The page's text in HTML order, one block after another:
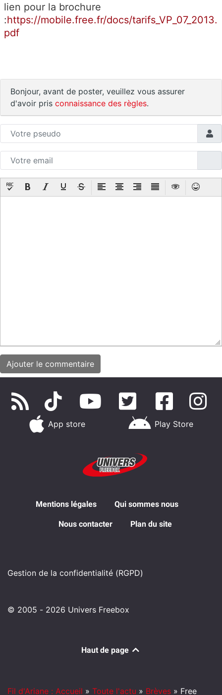
lien pour la brochure
:https://mobile.free.fr/docs/tarifs_VP_07_2013.
pdf
Bonjour, avant de poster, veuillez vous assurer
d'avoir pris connaissance des règles.
App store Play Store
Mentions légales Qui sommes nous
Nous contacter Plan du site
Gestion de la confidentialité (RGPD)
© 2005 - 2026 Univers Freebox
Haut de page
Fil d'Ariane : Accueil » Toute l'actu » Brèves » Free